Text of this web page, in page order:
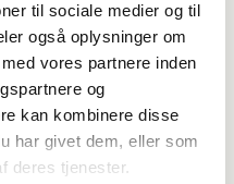
til sociale medier og til
også oplysninger om
vores partnere inden
og
kan kombinere disse
har givet dem, eller som
deres tjenester.
hunde